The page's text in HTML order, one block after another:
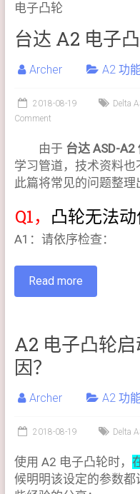
电子凸轮
台达 A2 电子
Archer A2 功
2018-08-19 Delta
Comment
由于 台达 ASD-A2
学习管道，技术资料也
此篇将常见的问题整理
Q1， 凸轮无法动
A1：请依序检查：
Read more
A2 电子凸轮
因？
Archer A2 功
2018-08-19 Delta
使用 A2 电子凸轮时，
候明明该设定的参数